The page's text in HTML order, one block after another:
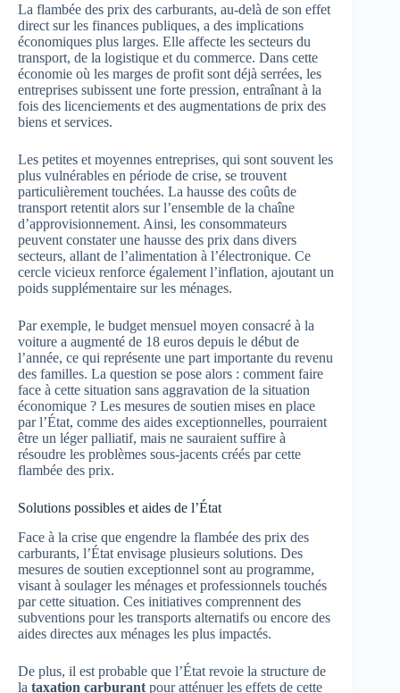
La flambée des prix des carburants, au-delà de son effet
direct sur les finances publiques, a des implications
économiques plus larges. Elle affecte les secteurs du
transport, de la logistique et du commerce. Dans cette
économie où les marges de profit sont déjà serrées, les
entreprises subissent une forte pression, entraînant à la
fois des licenciements et des augmentations de prix des
biens et services.
Les petites et moyennes entreprises, qui sont souvent les
plus vulnérables en période de crise, se trouvent
particulièrement touchées. La hausse des coûts de
transport retentit alors sur l’ensemble de la chaîne
d’approvisionnement. Ainsi, les consommateurs
peuvent constater une hausse des prix dans divers
secteurs, allant de l’alimentation à l’électronique. Ce
cercle vicieux renforce également l’inflation, ajoutant un
poids supplémentaire sur les ménages.
Par exemple, le budget mensuel moyen consacré à la
voiture a augmenté de 18 euros depuis le début de
l’année, ce qui représente une part importante du revenu
des familles. La question se pose alors : comment faire
face à cette situation sans aggravation de la situation
économique ? Les mesures de soutien mises en place
par l’État, comme des aides exceptionnelles, pourraient
être un léger palliatif, mais ne sauraient suffire à
résoudre les problèmes sous-jacents créés par cette
flambée des prix.
Solutions possibles et aides de l’État
Face à la crise que engendre la flambée des prix des
carburants, l’État envisage plusieurs solutions. Des
mesures de soutien exceptionnel sont au programme,
visant à soulager les ménages et professionnels touchés
par cette situation. Ces initiatives comprennent des
subventions pour les transports alternatifs ou encore des
aides directes aux ménages les plus impactés.
De plus, il est probable que l’État revoie la structure de
la taxation carburant pour atténuer les effets de cette